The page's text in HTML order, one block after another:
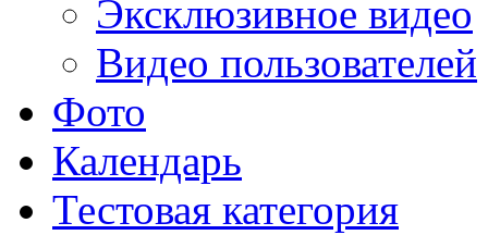
Эксклюзивное видео
Видео пользователей
Фото
Календарь
Тестовая категория